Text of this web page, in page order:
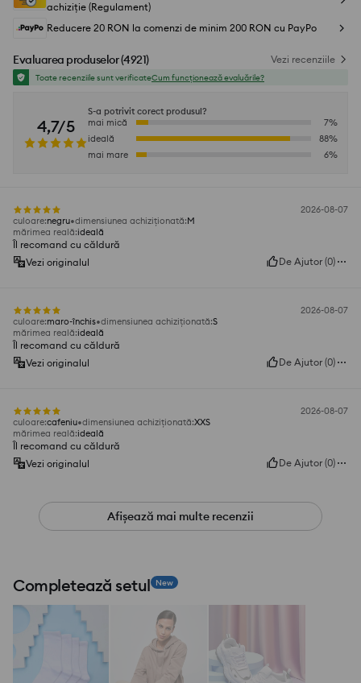
achiziție (Regulament)
Reducere 20 RON la comenzi de minim 200 RON cu PayPo
Evaluarea produselor(4921) Vezi recenziile
Toate recenziile sunt verificateCum funcționează evaluările?
4,7/5
S-a potrivit corect produsul?
mai mică
7%
ideală
88%
mai mare
6%
2026-08-07
culoare:negru dimensiunea achiziționată:M
mărimea reală:ideală
Îl recomand cu căldură
Vezi originalul
De Ajutor (0)
2026-08-07
culoare:maro-închis dimensiunea achiziționată:S
mărimea reală:ideală
Îl recomand cu căldură
Vezi originalul
De Ajutor (0)
2026-08-07
culoare:cafeniu dimensiunea achiziționată:XXS
mărimea reală:ideală
Îl recomand cu căldură
Vezi originalul
De Ajutor (0)
Afișează mai multe recenzii
Completează setul New